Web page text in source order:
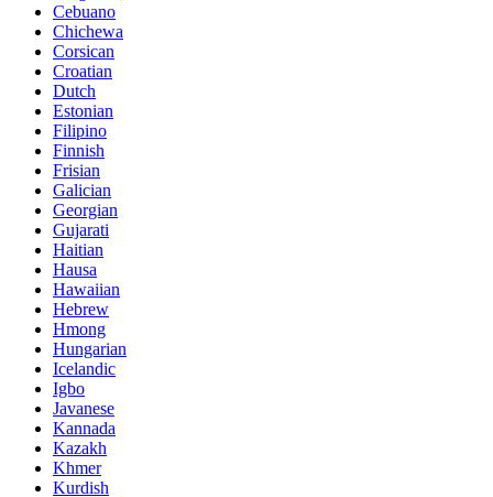
Cebuano
Chichewa
Corsican
Croatian
Dutch
Estonian
Filipino
Finnish
Frisian
Galician
Georgian
Gujarati
Haitian
Hausa
Hawaiian
Hebrew
Hmong
Hungarian
Icelandic
Igbo
Javanese
Kannada
Kazakh
Khmer
Kurdish